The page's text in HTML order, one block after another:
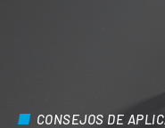
CONSEJOS DE